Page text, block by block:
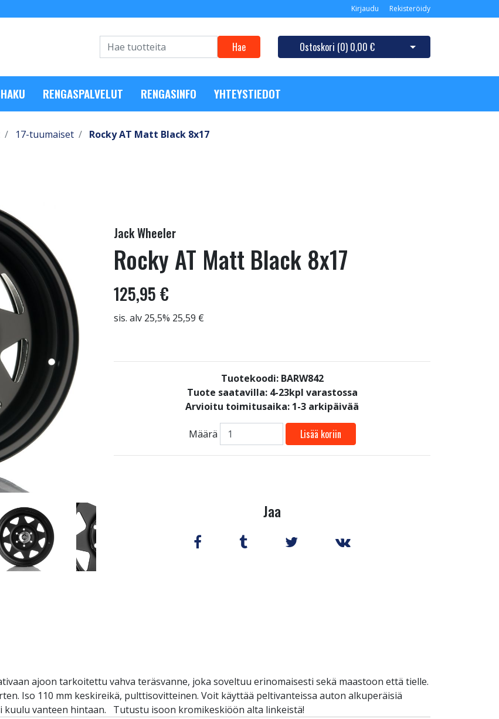
Kirjaudu Rekisteröidy
Hae Ostoskori (0) 0,00 € Avaa ostoskori
RENGASPALVELUT RENGASINFO YHTEYSTIEDOT
17-tuumaiset Rocky AT Matt Black 8x17
Jack Wheeler
Rocky AT Matt Black 8x17
125,95 €
sis. alv 25,5% 25,59 €
Tuotekoodi: BARW842
Tuote saatavilla: 4-23kpl varastossa
Arvioitu toimitusaika: 1-3 arkipäivää
Määrä Lisää koriin
Jaa
ajoon tarkoitettu vahva teräsvanne, joka soveltuu erinomaisesti sekä maastoon että tielle.
Iso 110 mm keskireikä, pulttisovitteinen. Voit käyttää peltivanteissa auton alkuperäisiä
kuulu vanteen hintaan. Tutustu isoon kromikeskiöön alta linkeistä!